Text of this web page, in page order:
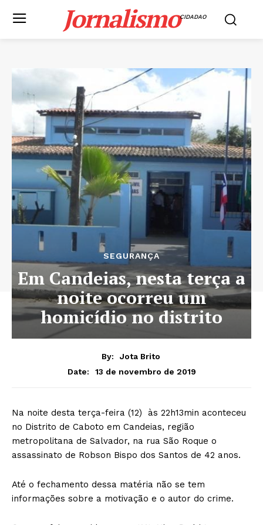
JornalismoCIDADAO
SEGURANÇA
Em Candeias, nesta terça a
noite ocorreu um
homicídio no distrito
By:
Jota Brito
Date:
13 de novembro de 2019
Na noite desta terça-feira (12) às 22h13min aconteceu
no Distrito de Caboto em Candeias, região
metropolitana de Salvador, na rua São Roque o
assassinato de Robson Bispo dos Santos de 42 anos.
Até o fechamento dessa matéria não se tem
informações sobre a motivação e o autor do crime.